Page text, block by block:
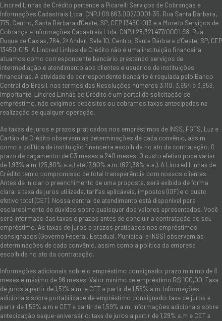
Lincred Linhas de Crédito pertence a Picarelli Serviços de Cobranças e
Informações Cadastrais Ltda. CNPJ 09.663.002/0001-35. Rua Santa Bárbara,
775, Centro, Santa Bárbara d'Oeste, SP, CEP 13450-013 e a Moreto Serviços de
Cobrança e Informações Cadastrais Ltda. CNPJ 28.321.477/0001-98. Rua
Duque de Caxias, 764, 2º Andar, Sala 10, Centro, Santa Bárbara d’Oeste, SP, CEP
13450-015. A Lincred Linhas de Crédito não é uma instituição financeira:
atuamos como correspondente bancário prestando serviços de
intermediação e atendimento aos clientes e usuários de instituições
financeiras. A atividade de correspondente bancário é regulada pelo Banco
Central do Brasil, nos termos das Resoluções números 3.110, 3.954 e 3.959.
Importante: Lincred Linhas de Crédito é um portal de solicitação de
empréstimo, não exigimos depósitos ou cobramos taxas antecipadas na
realização de qualquer operação.
As taxas de juros e prazos praticados nos empréstimos de INSS, FGTS, Luz e
Cartão de Crédito observam as determinações de cada convênio, assim
como a política da instituição financeira escolhida no ato da contratação. O
prazo de pagamento: de 03 meses a 240 meses. O custo efetivo pode variar
de 1,93% a.m. (25,80% a.a.) até 17,90% a.m. (621,38% a.a.). A Lincred Linhas de
Crédito tem o compromisso de total transparência com nossos clientes.
Antes de iniciar o preenchimento de uma proposta, será exibido de forma
clara: a taxa de juros utilizada, tarifas aplicáveis, impostos (IOF) e o custo
efetivo total (CET). Nossa central de atendimento está disponível para
esclarecimento de dúvidas sobre quaisquer dos valores apresentados. Você
será informado das taxas e prazos antes de concluir a contratação do seu
empréstimo. As taxas de juros e prazos praticados nos empréstimos
consignados (Governo Federal, Estadual, Municipal e INSS) observam as
determinações de cada convênio, assim como a política da empresa
escolhida no ato da contratação.
Informações adicionais sobre o empréstimo consignado: prazo mínimo de 6
meses e máximo de 96 meses. Valor mínimo de empréstimo R$ 100,00. Taxa
de juros a partir de 1,51% a.m. e CET a partir de 1,55% a.m. Informações
adicionais sobre portabilidade de empréstimo consignado: taxa de juros a
partir de 1,55% a.m e CET a partir de 1,59% a.m. Informações adicionais sobre
antecipação saque-aniversário: taxa de juros a partir de 1,29% a.m e CET a